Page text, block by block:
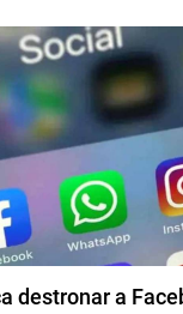
destronar a